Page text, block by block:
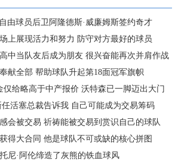
由球员后卫阿隆德斯·威廉姆斯签约奇才
上展现活力和努力 防守对方最好的球员
中当队友后成为朋友 很兴奋能再次并肩作战
献全部 帮助球队升起第18面冠军旗帜
仅给略高于中产报价 沃特森已一脚迈出大门
活塞总裁告诉我 自己可能成为交易筹码
会被交易 祈祷能被交易到赏识自己的球队
得大合同 他是球队不可或缺的核心拼图
尼·阿伦缔造了灰熊的铁血球风